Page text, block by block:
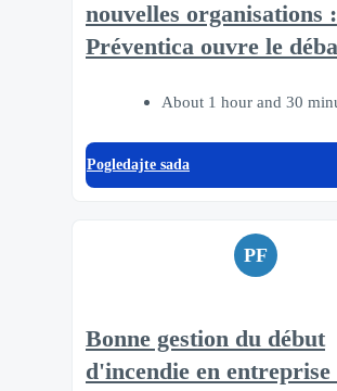
nouvelles organisations :
Préventica ouvre le
About 1 hour and 30
Pogledajte sada
PF
Bonne gestion du début
d'incendie en entreprise